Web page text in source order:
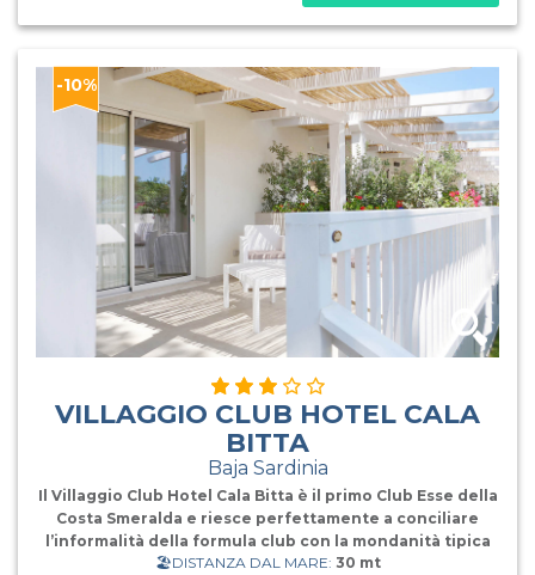
-10%
VILLAGGIO CLUB HOTEL CALA
BITTA
Baja Sardinia
Il Villaggio Club Hotel Cala Bitta è il primo Club Esse della
Costa Smeralda e riesce perfettamente a conciliare
l’informalità della formula club con la mondanità tipica
della costa. Si tratta di una struttura storica, tra le prime
🏖️DISTANZA DAL MARE: 30 mt